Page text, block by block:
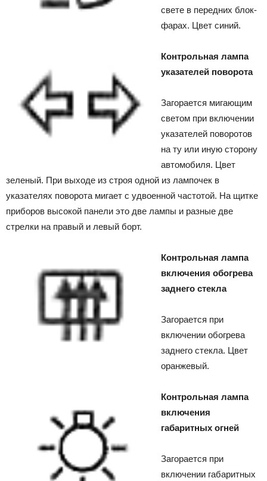
свете в передних блок-
фарах. Цвет синий.
Контрольная лампа
указателей поворота
Загорается мигающим
светом при включении
указателей поворотов
на ту или иную сторону
автомобиля. Цвет
зеленый. При выходе из строя одной из лампочек в
указателях поворота мигает с удвоенной частотой. На щитке
приборов высокой панели это две лампы и разные две
стрелки на правый и левый борт.
Контрольная лампа
включения обогрева
заднего стекла
Загорается при
включении обогрева
заднего стекла. Цвет
оранжевый.
Контрольная лампа
включения
габаритных огней
Загорается при
включении габаритных